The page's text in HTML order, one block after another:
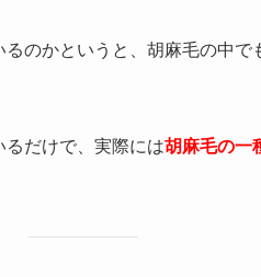
のかというと、胡麻毛の中で
るだけで、実際には胡麻毛の一